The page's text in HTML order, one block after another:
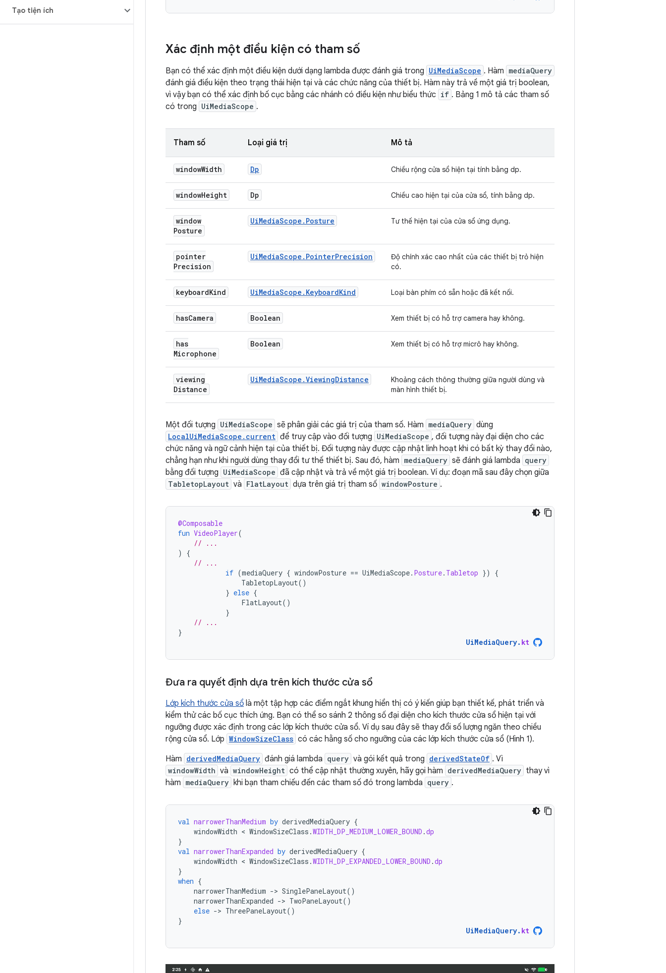
Tạo tiện ích
Xác định một điều kiện có tham số
Bạn có thể xác định một điều kiện dưới dạng lambda được đánh giá trong UiMediaScope . Hàm mediaQuery
đánh giá điều kiện theo trạng thái hiện tại và các chức năng của thiết bị. Hàm này trả về một giá trị boolean,
vì vậy bạn có thể xác định bố cục bằng các nhánh có điều kiện như biểu thức if . Bảng 1 mô tả các tham số
có trong UiMediaScope .
Tham số Loại giá trị Mô tả
windowWidth Dp Chiều rộng cửa sổ hiện tại tính bằng dp.
windowHeight Dp Chiều cao hiện tại của cửa sổ, tính bằng dp.
window
Posture
UiMediaScope.Posture Tư thế hiện tại của cửa sổ ứng dụng.
pointer
Precision
UiMediaScope.PointerPrecision
Độ chính xác cao nhất của các thiết bị trỏ hiện
có.
keyboardKind UiMediaScope.KeyboardKind Loại bàn phím có sẵn hoặc đã kết nối.
hasCamera Boolean Xem thiết bị có hỗ trợ camera hay không.
has
Microphone
Boolean Xem thiết bị có hỗ trợ micrô hay không.
viewing
Distance
UiMediaScope.ViewingDistance
Khoảng cách thông thường giữa người dùng và
màn hình thiết bị.
Một đối tượng UiMediaScope sẽ phân giải các giá trị của tham số. Hàm mediaQuery dùng
LocalUiMediaScope.current để truy cập vào đối tượng UiMediaScope , đối tượng này đại diện cho các
chức năng và ngữ cảnh hiện tại của thiết bị. Đối tượng này được cập nhật linh hoạt khi có bất kỳ thay đổi nào,
chẳng hạn như khi người dùng thay đổi tư thế thiết bị. Sau đó, hàm mediaQuery sẽ đánh giá lambda query
bằng đối tượng UiMediaScope đã cập nhật và trả về một giá trị boolean. Ví dụ: đoạn mã sau đây chọn giữa
TabletopLayout và FlatLayout dựa trên giá trị tham số windowPosture .
@Composable
fun VideoPlayer(
// ...
)
{
// ...
if (mediaQuery { windowPosture == UiMediaScope. Posture. Tabletop })
{
TabletopLayout()
} else {
FlatLayout()
}
// ...
}
UiMediaQuery. kt
Đưa ra quyết định dựa trên kích thước cửa sổ
Lớp kích thước cửa sổ là một tập hợp các điểm ngắt khung hiển thị có ý kiến giúp bạn thiết kế, phát triển và
kiểm thử các bố cục thích ứng. Bạn có thể so sánh 2 thông số đại diện cho kích thước cửa sổ hiện tại với
ngưỡng được xác định trong các lớp kích thước cửa sổ. Ví dụ sau đây sẽ thay đổi số lượng ngăn theo chiều
rộng cửa sổ. Lớp WindowSizeClass có các hằng số cho ngưỡng của các lớp kích thước cửa sổ (Hình 1).
Hàm derivedMediaQuery đánh giá lambda query và gói kết quả trong derivedStateOf . Vì
windowWidth và windowHeight có thể cập nhật thường xuyên, hãy gọi hàm derivedMediaQuery thay vì
hàm mediaQuery khi bạn tham chiếu đến các tham số đó trong lambda query .
val narrowerThanMedium by derivedMediaQuery {
windowWidth < WindowSizeClass .WIDTH_DP_MEDIUM_LOWER_BOUND .dp
}
val narrowerThanExpanded by derivedMediaQuery {
windowWidth < WindowSizeClass .WIDTH_DP_EXPANDED_LOWER_BOUND .dp
}
when {
narrowerThanMedium -> SinglePaneLayout()
narrowerThanExpanded -> TwoPaneLayout()
else -> ThreePaneLayout()
}
UiMediaQuery. kt